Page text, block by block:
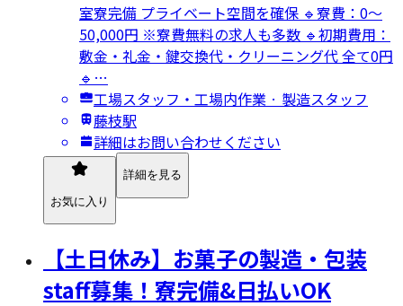
室寮完備 プライベート空間を確保 🔹寮費：0～
50,000円 ※寮費無料の求人も多数 🔹初期費用：
敷金・礼金・鍵交換代・クリーニング代 全て0円
🔹…
工場スタッフ・工場内作業 · 製造スタッフ
藤枝駅
詳細はお問い合わせください
お気に入り
詳細を見る
【土日休み】お菓子の製造・包装
staff募集！寮完備&日払いOK